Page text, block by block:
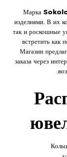
Марка
изделиями. В их
так и роскошные
встретить как
Магазин
заказа через